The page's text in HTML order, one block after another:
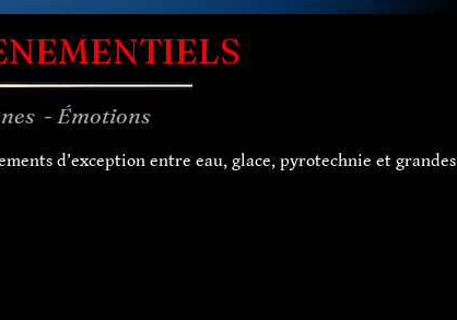
- Émotions
d’exception entre eau, glace, pyrotechnie et grandes